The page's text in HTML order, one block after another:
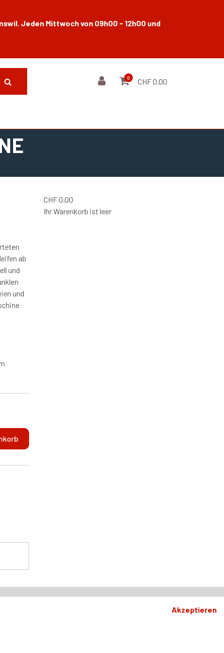
Jeden Mittwoch von 09h00 - 12h00 und
0 CHF 0.00
ab
und
und
CHF0.00
Ihr Warenkorb ist leer
ist
Akzeptieren